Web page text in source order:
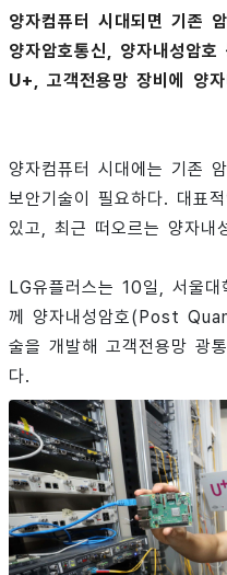
양자컴퓨터 시대되면 기존
양자암호통신, 양자내성암호
U+, 고객전용망 장비에 양
양자컴퓨터 시대에는 기존
보안기술이 필요하다. 대표
있고, 최근 떠오르는 양자내
LG유플러스는 10일, 서울
께 양자내성암호(Post
술을 개발해 고객전용망 광
다.